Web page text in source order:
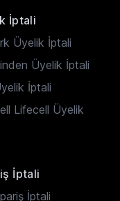
İptali
Üyelik İptali
Üyelik İptali
İptali
Lifecell Üyelik
İptali
İptali